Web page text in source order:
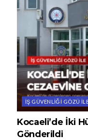
İŞ GÜVENLIĞI GÖZÜ
Kocaeli’de İki
Gönderildi